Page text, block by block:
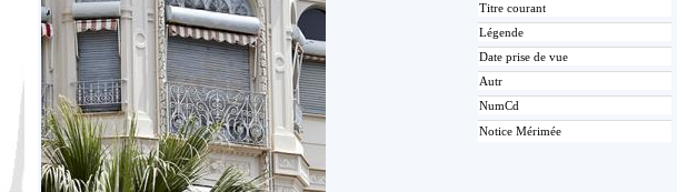
Titre courant
Légende
Date prise de vue
Autr
NumCd
Notice Mérimée